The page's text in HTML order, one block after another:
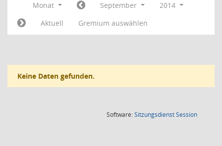
Monat September
2014
Aktuell
Gremium auswählen
Keine Daten gefunden.
Software:SitzungsdienstSession(Wird in